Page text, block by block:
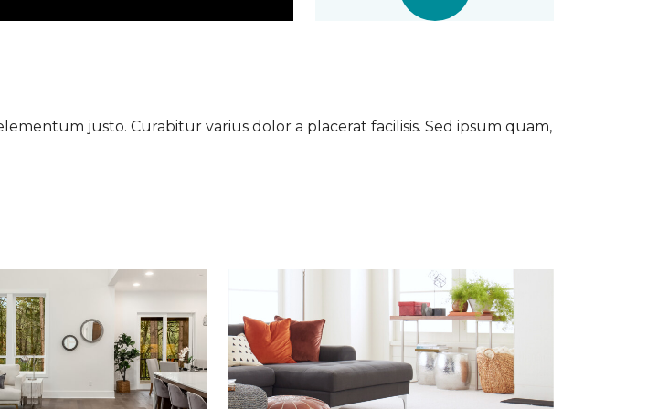
justo. Curabitur varius dolor a placerat facilisis. Sed ipsum quam,